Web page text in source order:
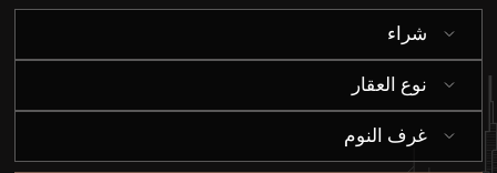
من نحن
شراء
نوع العقار
غرف النوم